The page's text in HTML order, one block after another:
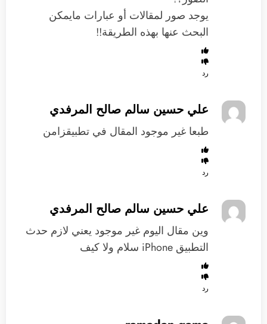
يوجد صور لمقالات أو عبارات مايمكن
البحث عنها بهذه الطريقة!!
رد
علي حسين سالم صالح المرفدي
‏طبعا غير موجود المقال في تطبيقزامن
رد
علي حسين سالم صالح المرفدي
‏وين مقال اليوم غير موجود يعني لازم حدث
التطبيق iPhone سلام ولا كيف
رد